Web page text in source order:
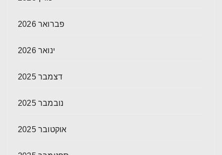
פברואר 2026
ינואר 2026
דצמבר 2025
נובמבר 2025
אוקטובר 2025